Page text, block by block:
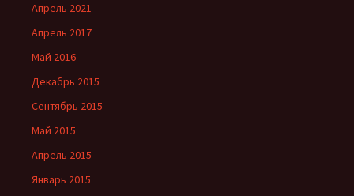
Апрель 2021
Апрель 2017
Май 2016
Декабрь 2015
Сентябрь 2015
Май 2015
Апрель 2015
Январь 2015